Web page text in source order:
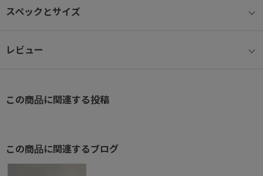
スペックとサイズ
レビュー
この商品に関連する投稿
この商品に関連するブログ